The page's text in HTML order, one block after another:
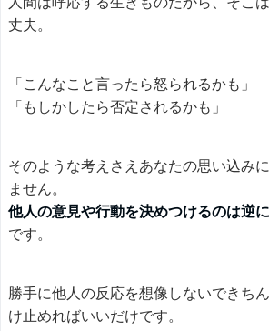
丈夫。
「こんなこと言ったら怒られるかも」
「もしかしたら否定されるかも」
そのような考えさえあなたの思い込み
ません。
他人の意見や行動を決めつけるのは逆
です。
勝手に他人の反応を想像しないできち
け止めればいいだけです。